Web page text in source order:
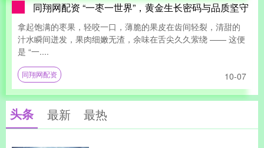
同翔网配资 “一枣一世界”，黄金生长密码与品质坚守
拿起饱满的枣果，轻咬一口，薄脆的果皮在齿间轻裂，清甜的
汁水瞬间迸发，果肉细嫩无渣，余味在舌尖久久萦绕 —— 这便
是 “一....
同翔网配资 10-07
头条 最新 最热